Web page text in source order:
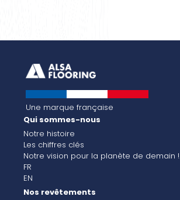
Une marque française
Qui sommes-nous
Notre histoire
Les chiffres clés
Notre vision pour la planète de demain !
FR
EN
Nos revêtements